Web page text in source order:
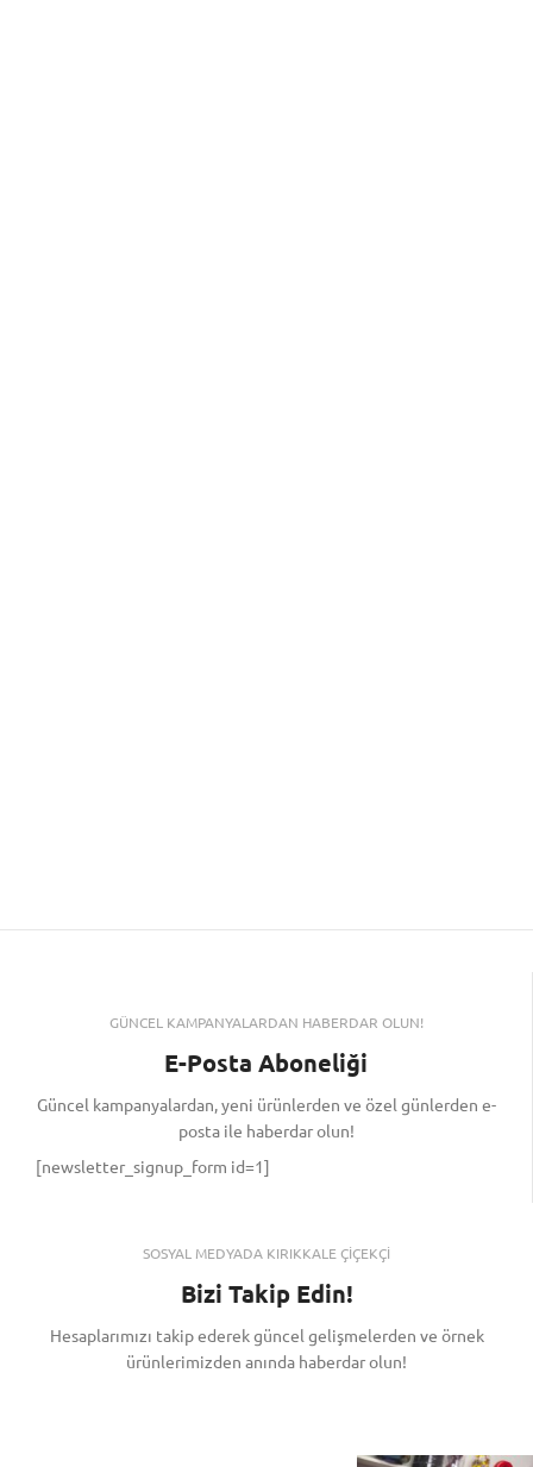
GÜNCEL KAMPANYALARDAN HABERDAR OLUN!
E-Posta Aboneliği
Güncel kampanyalardan, yeni ürünlerden ve özel günlerden e-
posta ile haberdar olun!
[newsletter_signup_form id=1]
SOSYAL MEDYADA KIRIKKALE ÇİÇEKÇİ
Bizi Takip Edin!
Hesaplarımızı takip ederek güncel gelişmelerden ve örnek
ürünlerimizden anında haberdar olun!